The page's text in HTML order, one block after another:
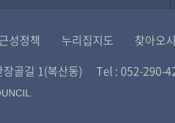
성정책 누리집지도
찾아오
골길 1(복산동)
Tel : 052-290-